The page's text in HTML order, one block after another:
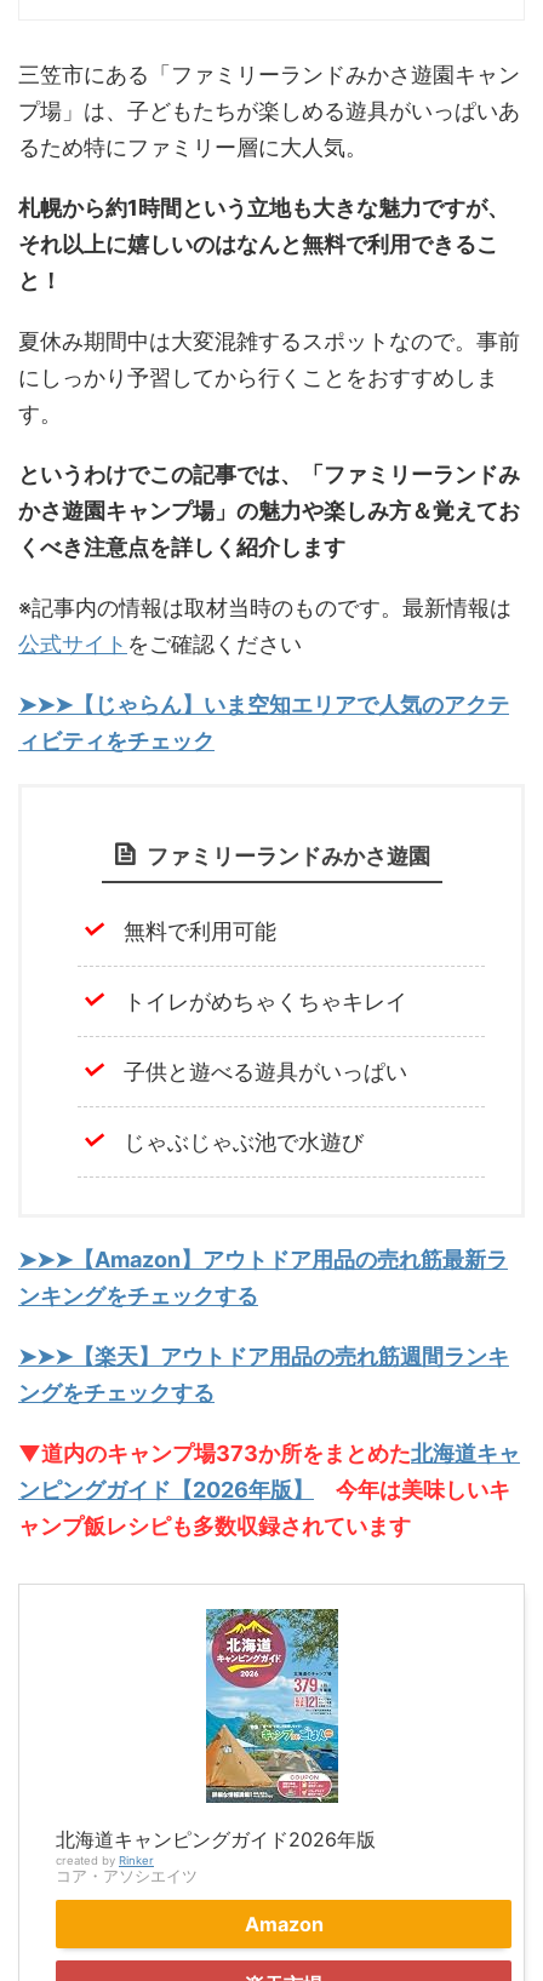
三笠市にある「ファミリーランドみかさ遊園キャン
プ場」は、子どもたちが楽しめる遊具がいっぱいあ
るため特にファミリー層に大人気。
札幌から約1時間という立地も大きな魅力ですが、
それ以上に嬉しいのはなんと無料で利用できるこ
と！
夏休み期間中は大変混雑するスポットなので。事前
にしっかり予習してから行くことをおすすめしま
す。
というわけでこの記事では、「ファミリーランドみ
かさ遊園キャンプ場」の魅力や楽しみ方＆覚えてお
くべき注意点を詳しく紹介します
※記事内の情報は取材当時のものです。最新情報は
公式サイト をご確認ください
➤➤➤【じゃらん】いま空知エリアで人気のアクテ
ィビティをチェック
ファミリーランドみかさ遊園
無料で利用可能
トイレがめちゃくちゃキレイ
子供と遊べる遊具がいっぱい
じゃぶじゃぶ池で水遊び
➤➤➤【Amazon】アウトドア用品の売れ筋最新ラ
ンキングをチェックする
➤➤➤【楽天】アウトドア用品の売れ筋週間ランキ
ングをチェックする
▼道内のキャンプ場373か所をまとめた北海道キャ
ンピングガイド【2026年版】
今年は美味しいキ
ャンプ飯レシピも多数収録されています
北海道キャンピングガイド2026年版
created by Rinker
コア・アソシエイツ
Amazon